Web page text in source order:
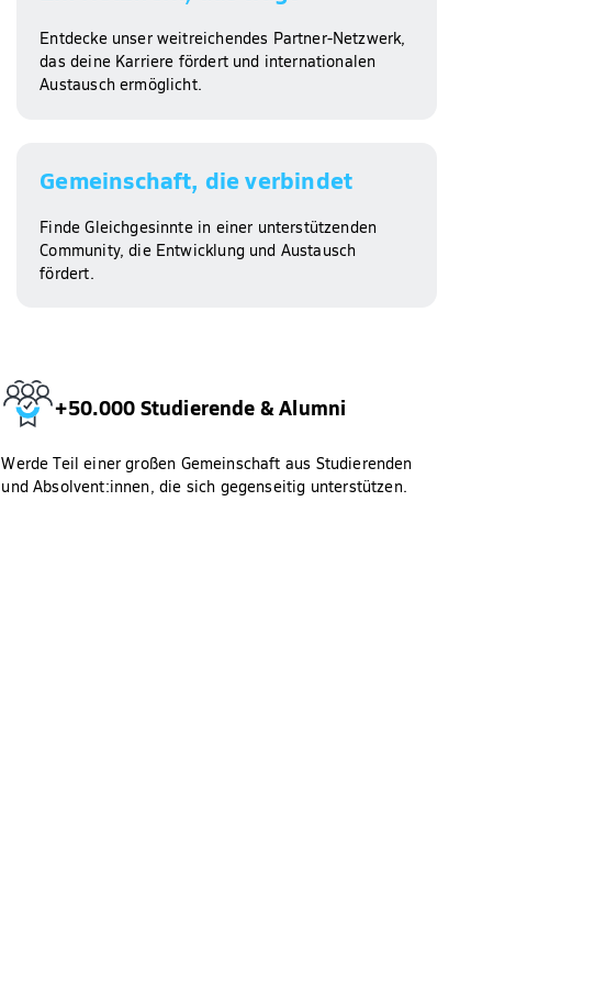
Entdecke unser weitreichendes Partner-Netzwerk,
das deine Karriere fördert und internationalen
Austausch ermöglicht.
Gemeinschaft, die verbindet​
Finde Gleichgesinnte in einer unterstützenden
Community, die Entwicklung und Austausch
fördert.
+50.000 Studierende & Alumni​
Werde Teil einer großen Gemeinschaft aus Studierenden
und Absolvent:innen, die sich gegenseitig unterstützen.